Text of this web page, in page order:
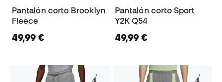
Pantalón corto Brooklyn
Fleece
49,99 €
Pantalón corto Sport
Y2K Q54
49,99 €